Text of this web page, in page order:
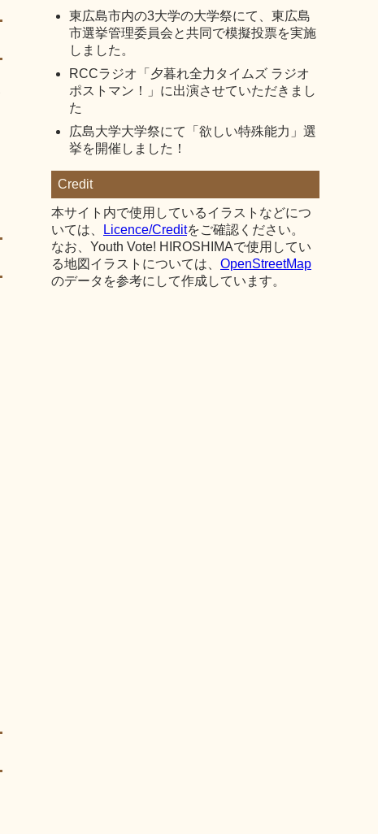
東広島市内の3大学の大学祭にて、東広島
市選挙管理委員会と共同で模擬投票を実施
しました。
RCCラジオ「夕暮れ全力タイムズ ラジオ
ポストマン！」に出演させていただきまし
た
広島大学大学祭にて「欲しい特殊能力」選
挙を開催しました！
Credit
本サイト内で使用しているイラストなどにつ
いては、
Licence/Creditをご確認ください。
なお、Youth Vote! HIROSHIMAで使用してい
る地図イラストについては、 OpenStreetMap
のデータを参考にして作成しています。